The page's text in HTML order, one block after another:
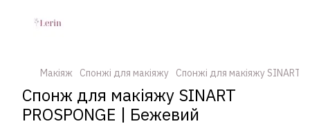
Макіяж Спонжі для макіяжу Спонжі для макіяжу SINART
Спонж для макіяжу SINART
PROSPONGE | Бежевий